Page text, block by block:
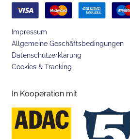
Impressum
Allgemeine Geschäftsbedingungen
Datenschutzerklärung
Cookies & Tracking
In Kooperation mit